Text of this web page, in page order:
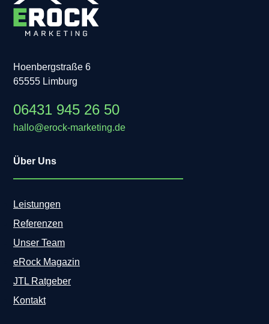
Hoenbergstraße 6
65555 Limburg
06431 945 26 50
hallo@erock-marketing.de
Über Uns
Leistungen
Referenzen
Unser Team
eRock Magazin
JTL Ratgeber
Kontakt